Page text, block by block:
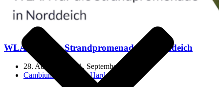
WLAN für die Strandpromenade in Norddeich
28. August 2023
21. September 2023
Cambium Networks ,Hardware